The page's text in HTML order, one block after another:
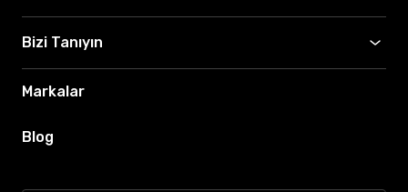
Bizi Tanıyın
Markalar
Blog